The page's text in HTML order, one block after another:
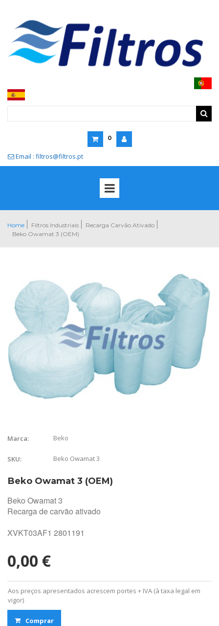
0
 Email : filtros@filtros.pt
Home Filtros Industriais
Recarga Carvão Ativado
Beko Owamat 3 (OEM)
Marca: Beko
SKU: Beko Owamat 3
Beko Owamat 3 (OEM)
Beko Owamat 3
Recarga de carvão ativado
XVKT03AF1 2801191
0,00 €
Aos preços apresentados acrescem portes + IVA (à taxa legal em
vigor)
Comprar